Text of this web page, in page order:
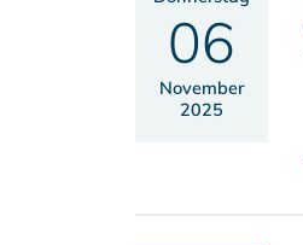
06
November
2025